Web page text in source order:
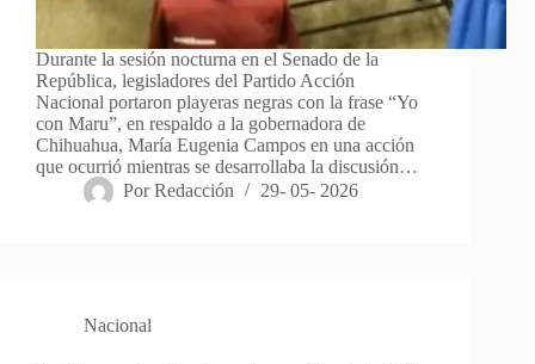
Durante la sesión nocturna en el Senado de la
República, legisladores del Partido Acción
Nacional portaron playeras negras con la frase “Yo
con Maru”, en respaldo a la gobernadora de
Chihuahua, María Eugenia Campos en una acción
que ocurrió mientras se desarrollaba la discusión…
Por Redacción 29- 05- 2026
Nacional